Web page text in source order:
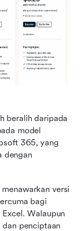
beralih daripada
model
365, yang
dengan
versi
bagi
Walaupun
penciptaan